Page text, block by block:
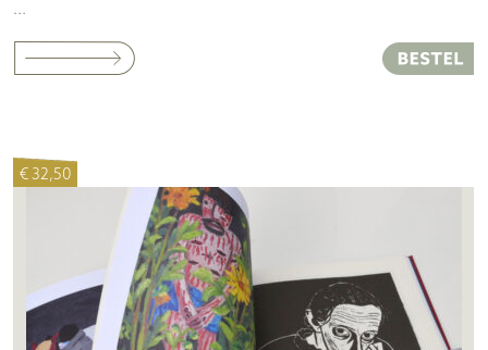
...
€ 32,50